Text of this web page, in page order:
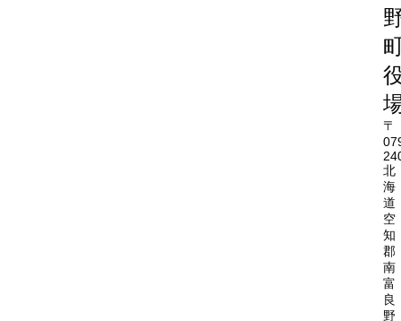
〒
北
海
道
空
知
郡
南
富
良
野